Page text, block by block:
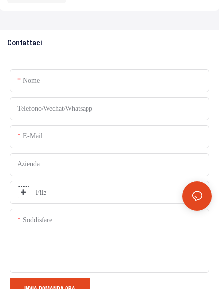
Contattaci
Nome
Telefono/Wechat/Whatsapp
E-Mail
Azienda
File
Soddisfare